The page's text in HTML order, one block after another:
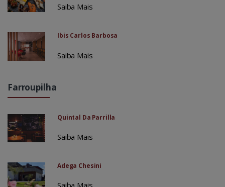
Saiba Mais
Ibis Carlos Barbosa
Saiba Mais
Farroupilha
Quintal Da Parrilla
Saiba Mais
Adega Chesini